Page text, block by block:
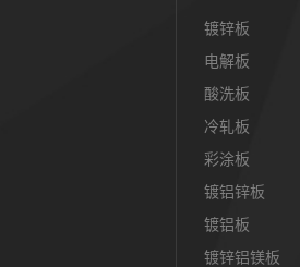
镀锌板
电解板
酸洗板
冷轧板
彩涂板
镀铝锌板
镀铝板
镀锌铝镁板